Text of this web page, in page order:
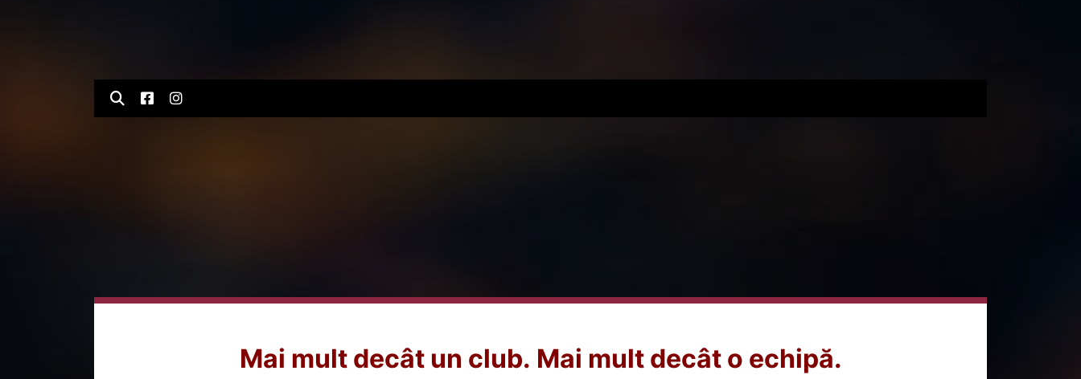
Mai mult decât un club. Mai mult decât o echipă.